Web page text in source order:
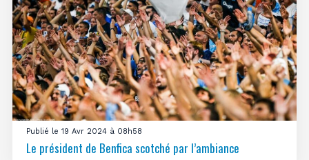
Publié le 19 Avr 2024 à 08h58
Le président de Benfica scotché par l’ambiance